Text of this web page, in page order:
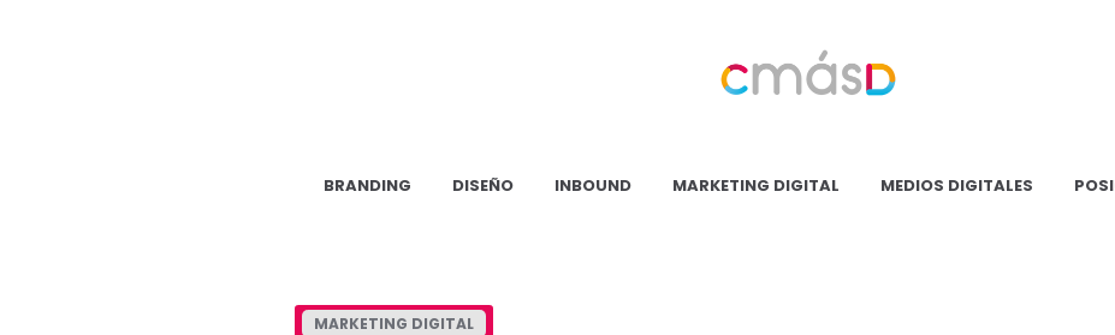
CmásD
BRANDING DISEÑO INBOUND MARKETING DIGITAL MEDIOS DIGITALES
MARKETING DIGITAL